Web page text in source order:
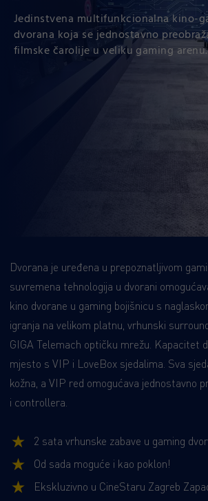
Jedinstvena multifunkcionalna kino-
dvorana koja se jednostavno
filmske čarolije u veliku gaming arenu.
Dvorana je uređena u prepoznatljivom
suvremena tehnologija u dvorani
kino dvorane u gaming bojišnicu s
igranja na velikom platnu, vrhunski
GIGA Telemach optičku mrežu. Kapacitet
mjesto s VIP i LoveBox sjedalima. Sva
kožna, a VIP red omogućava jednostavno
i controllera.
2 sata vrhunske zabave u gaming
Od sada moguće i kao poklon!
Ekskluzivno u CineStaru Zagreb